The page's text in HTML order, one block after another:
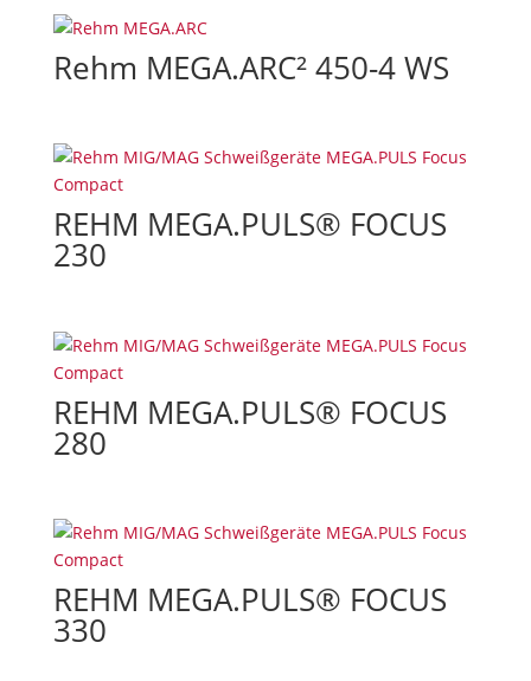
Rehm MEGA.ARC² 450-4 WS
REHM MEGA.PULS® FOCUS
230
REHM MEGA.PULS® FOCUS
280
REHM MEGA.PULS® FOCUS
330